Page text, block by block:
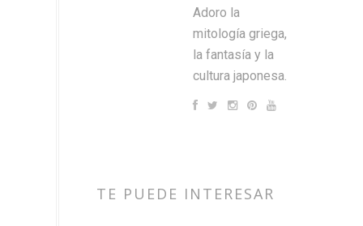
Adoro la
mitología griega,
la fantasía y la
cultura japonesa.
TE PUEDE INTERESAR